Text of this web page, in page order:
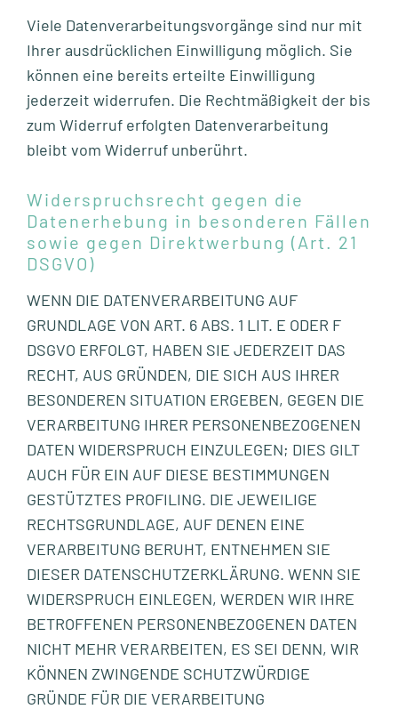
Viele Datenverarbeitungsvorgänge sind nur mit
Ihrer ausdrücklichen Einwilligung möglich. Sie
können eine bereits erteilte Einwilligung
jederzeit widerrufen. Die Rechtmäßigkeit der bis
zum Widerruf erfolgten Datenverarbeitung
bleibt vom Widerruf unberührt.
Widerspruchsrecht gegen die
Datenerhebung in besonderen Fällen
sowie gegen Direktwerbung (Art. 21
DSGVO)
WENN DIE DATENVERARBEITUNG AUF
GRUNDLAGE VON ART. 6 ABS. 1 LIT. E ODER F
DSGVO ERFOLGT, HABEN SIE JEDERZEIT DAS
RECHT, AUS GRÜNDEN, DIE SICH AUS IHRER
BESONDEREN SITUATION ERGEBEN, GEGEN DIE
VERARBEITUNG IHRER PERSONENBEZOGENEN
DATEN WIDERSPRUCH EINZULEGEN; DIES GILT
AUCH FÜR EIN AUF DIESE BESTIMMUNGEN
GESTÜTZTES PROFILING. DIE JEWEILIGE
RECHTSGRUNDLAGE, AUF DENEN EINE
VERARBEITUNG BERUHT, ENTNEHMEN SIE
DIESER DATENSCHUTZERKLÄRUNG. WENN SIE
WIDERSPRUCH EINLEGEN, WERDEN WIR IHRE
BETROFFENEN PERSONENBEZOGENEN DATEN
NICHT MEHR VERARBEITEN, ES SEI DENN, WIR
KÖNNEN ZWINGENDE SCHUTZWÜRDIGE
GRÜNDE FÜR DIE VERARBEITUNG